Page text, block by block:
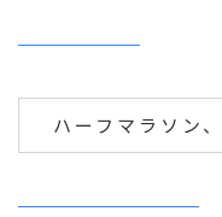
ハーフマラソン